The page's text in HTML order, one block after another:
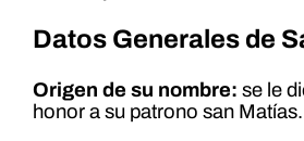
Datos Generales de
Origen de su nombre: se le
honor a su patrono san Matías.